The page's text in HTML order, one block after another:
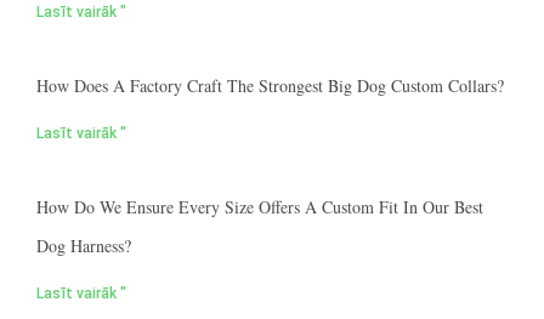
Lasīt vairāk "
How Does A Factory Craft The Strongest Big Dog Custom Collars?
Lasīt vairāk "
How Do We Ensure Every Size Offers A Custom Fit In Our Best
Dog Harness?
Lasīt vairāk "